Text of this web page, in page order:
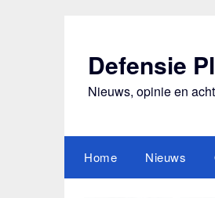
Defensie
Nieuws, opinie en
Home Nieuws